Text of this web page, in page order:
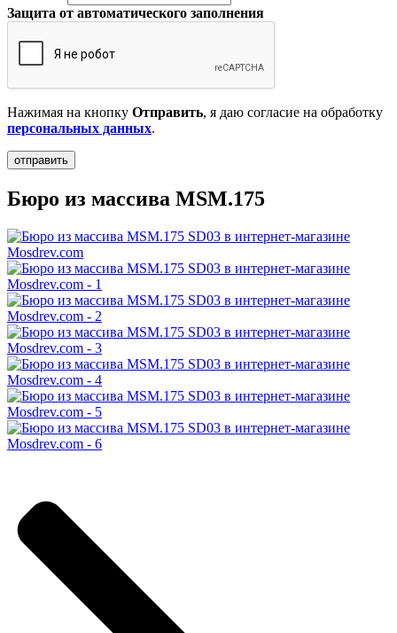
Защита от автоматического заполнения
Нажимая на кнопку Отправить, я даю согласие на обработку
персональных данных.
Бюро из массива MSM.175